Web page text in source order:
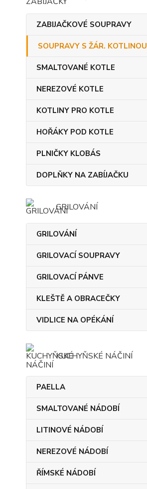
ZABIJAČKOVÉ SOUPRAVY
SOUPRAVY S ŽÁR. KOTLINOU
SMALTOVANÉ KOTLE
NEREZOVÉ KOTLE
KOTLINY PRO KOTLE
HOŘÁKY POD KOTLE
PLNIČKY KLOBÁS
DOPLŇKY NA ZABÍJAČKU
GRILOVÁNÍ
GRILOVÁNÍ
GRILOVACÍ SOUPRAVY
GRILOVACÍ PÁNVE
KLEŠTĚ A OBRACEČKY
VIDLICE NA OPÉKÁNÍ
KUCHYŇSKÉ NÁČINÍ
PAELLA
SMALTOVANÉ NÁDOBÍ
LITINOVÉ NÁDOBÍ
NEREZOVÉ NÁDOBÍ
ŘÍMSKÉ NÁDOBÍ